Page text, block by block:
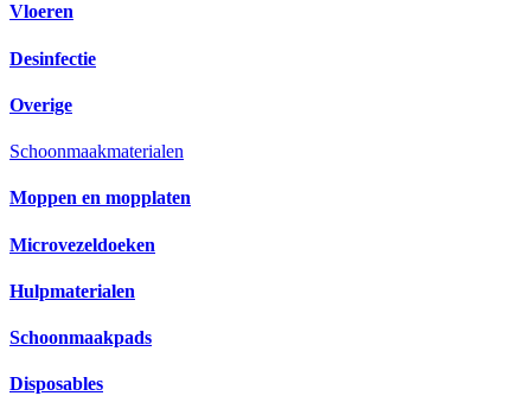
Vloeren
Desinfectie
Overige
Schoonmaakmaterialen
Moppen en mopplaten
Microvezeldoeken
Hulpmaterialen
Schoonmaakpads
Disposables